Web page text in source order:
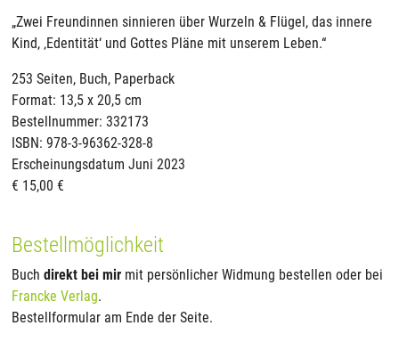
„Zwei Freundinnen sinnieren über Wurzeln & Flügel, das innere
Kind, ‚Edentität‘ und Gottes Pläne mit unserem Leben.“
253 Seiten, Buch, Paperback
Format: 13,5 x 20,5 cm
Bestellnummer: 332173
ISBN: 978-3-96362-328-8
Erscheinungsdatum Juni 2023
€ 15,00 €
Bestellmöglichkeit
Buchdirekt bei mir mit persönlicher Widmung bestellen oder bei
Francke Verlag.
Bestellformular am Ende der Seite.